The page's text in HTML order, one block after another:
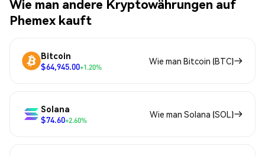
Wie man andere Kryptowährungen auf
Phemex kauft
Bitcoin
$64,945.00+1.20%
Wie man Bitcoin (BTC)
Solana
$74.60+2.60%
Wie man Solana (SOL)